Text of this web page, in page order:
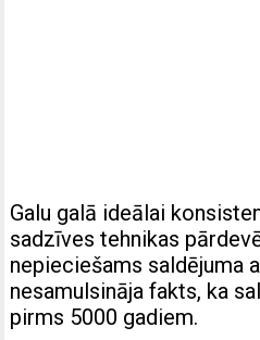
Galu galā ideālai
sadzīves tehnikas
nepieciešams saldējuma
nesamulsināja fakts, ka
pirms 5000 gadiem.